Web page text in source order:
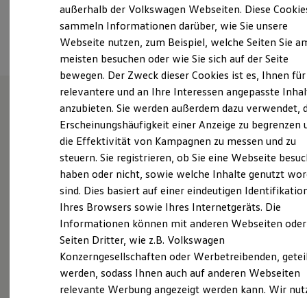
Economy Service
Räder & Reifen Service
Ersatzfahrzeuge
Notdienst und Pannenhilfe
Software, Konnektivität & Apps
California App
VW Connect für Ihren ID. Buzz
VW Connect für Ihren Transporter/Caravelle
VW Connect für Ihren Amarok
VW Connect für andere Modelle
Connect Pro
Fleet Interface Data
Multistop Pathfinder
Übersicht Software Updates
Hilfreiches für Besitzer
Fahrerassistenz- und Sicherheitssysteme
Kontrollleuchten
Kurzfahrprofile und Ölverdünnung
Batterieverordnung
XTL-Dieselkraftstoff
Ersatzteile und Betriebsflüssigkeiten
Original Zubehör und Lifestyle Produkte
Termin vereinbaren
Unsere Leistungenim
Überblick
Service
Aktuelle Highlights
und Angebote
außerhalb der Volkswagen Webseiten. Diese
sammeln Informationen darüber, wie Sie unsere
Webseite nutzen, zum Beispiel, welche Seiten Sie
meisten besuchen oder wie Sie sich auf der Seite
bewegen. Der Zweck dieser Cookies ist es, Ihnen für
relevantere und an Ihre Interessen angepasste
anzubieten. Sie werden außerdem dazu verwendet,
Erscheinungshäufigkeit einer Anzeige zu begrenzen
die Effektivität von Kampagnen zu messen und zu
steuern. Sie registrieren, ob Sie eine Webseite
haben oder nicht, sowie welche Inhalte genutzt
sind. Dies basiert auf einer eindeutigen
Ihres Browsers sowie Ihres Internetgeräts. Die
Informationen können mit anderen Webseiten oder
Seiten Dritter, wie z.B. Volkswagen
Konzerngesellschaften oder Werbetreibenden,
werden, sodass Ihnen auch auf anderen Webseiten
relevante Werbung angezeigt werden kann. Wir